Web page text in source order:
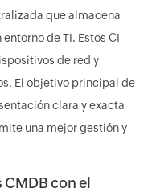
que almacena
de TI. Estos CI
de red y
El objetivo principal de
clara y exacta
una mejor gestión y
con el